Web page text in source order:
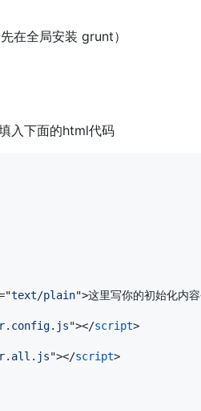
在全局安装 grunt）
入下面的html代码
text/plain">这里写你的初始化内容
"></script>
"></script>